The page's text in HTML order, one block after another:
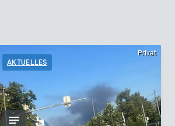
Privat
AKTUELLES